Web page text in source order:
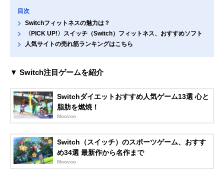
目次
Switchフィットネスの魅力は？
〈PICK UP!〉スイッチ（Switch）フィットネス、おすすめソフト
人気サイトの売れ筋ランキングはこちら
▼ Switch注目ゲームを紹介
Switchダイエットおすすめ人気ゲーム13選 心と
脂肪を燃焼！
Moovoo
Switch（スイッチ）のスポーツゲーム、おすす
め34選 最新作から名作まで
Moovoo